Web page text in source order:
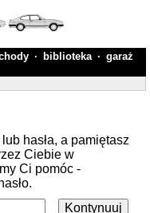
· biblioteka · garaż
hasła, a pamiętasz
Ciebie w
Ci pomóc -